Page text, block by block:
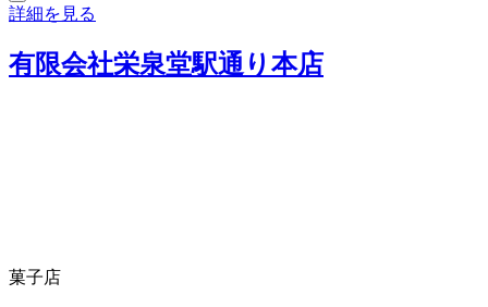
詳細を見る
有限会社栄泉堂駅通り本店
菓子店